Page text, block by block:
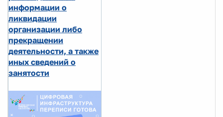
информации о
ликвидации
организации либо
прекращении
деятельности, а также
иных сведений о
занятости